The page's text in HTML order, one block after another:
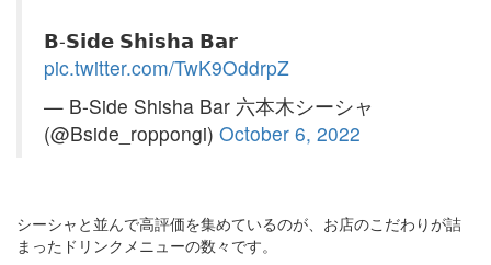
𝗕-𝗦𝗶𝗱𝗲 𝗦𝗵𝗶𝘀𝗵𝗮 𝗕𝗮𝗿
pic.twitter.com/TwK9OddrpZ
— B-Side Shisha Bar 六本木シーシャ
(@Bside_roppongi) October 6, 2022
シーシャと並んで高評価を集めているのが、お店のこだわりが詰
まったドリンクメニューの数々です。